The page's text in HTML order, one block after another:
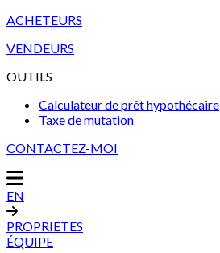
ACHETEURS
VENDEURS
OUTILS
Calculateur de prêt hypothécaire
Taxe de mutation
CONTACTEZ-MOI
EN
PROPRIETES
ÉQUIPE